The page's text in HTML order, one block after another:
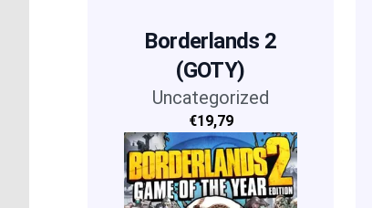
Borderlands 2
(GOTY)
Uncategorized
€19,79